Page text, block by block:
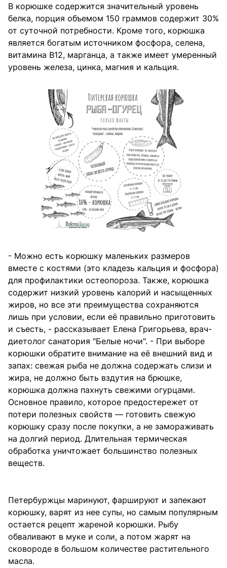
В корюшке содержится значительный уровень
белка, порция объемом 150 граммов содержит 30%
от суточной потребности. Кроме того, корюшка
является богатым источником фосфора, селена,
витамина B12, марганца, а также имеет умеренный
уровень железа, цинка, магния и кальция.
- Можно есть корюшку маленьких размеров
вместе с костями (это кладезь кальция и фосфора)
для профилактики остеопороза. Также, корюшка
содержит низкий уровень калорий и насыщенных
жиров, но все эти преимущества сохраняются
лишь при условии, если её правильно приготовить
и съесть, - рассказывает Елена Григорьева, врач-
диетолог санатория "Белые ночи". - При выборе
корюшки обратите внимание на её внешний вид и
запах: свежая рыба не должна содержать слизи и
жира, не должно быть вздутия на брюшке,
корюшка должна пахнуть свежими огурцами.
Основное правило, которое предостережет от
потери полезных свойств — готовить свежую
корюшку сразу после покупки, а не замораживать
на долгий период. Длительная термическая
обработка уничтожает большинство полезных
веществ.
Петербуржцы маринуют, фаршируют и запекают
корюшку, варят из нее супы, но самым популярным
остается рецепт жареной корюшки. Рыбу
обваливают в муке и соли, а потом жарят на
сковороде в большом количестве растительного
масла.